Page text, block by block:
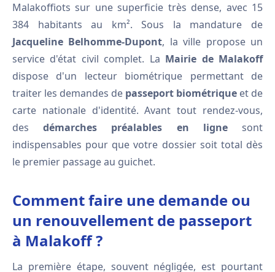
Malakoffiots sur une superficie très dense, avec 15
384 habitants au km². Sous la mandature de
Jacqueline Belhomme-Dupont, la ville propose un
service d'état civil complet. La Mairie de Malakoff
dispose d'un lecteur biométrique permettant de
traiter les demandes de passeport biométrique et de
carte nationale d'identité. Avant tout rendez-vous,
desdémarches préalables en lignesont
indispensables pour que votre dossier soit total dès
le premier passage au guichet.
Comment faire une demande ou
un renouvellement de passeport
à Malakoff ?
La première étape, souvent négligée, est pourtant